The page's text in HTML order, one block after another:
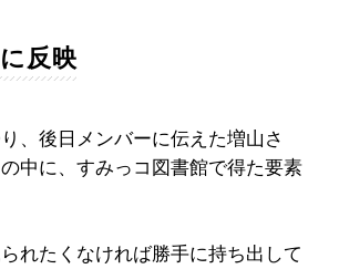
反映
、後日メンバーに伝えた増山さ
中に、すみっコ図書館で得た要素
られたくなければ勝手に持ち出して